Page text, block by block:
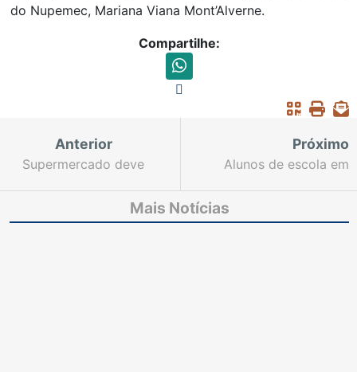
do Nupemec, Mariana Viana Mont’Alverne.
Compartilhe:
Anterior
Supermercado deve
R$ 60,3 mil para cliente
vítima de acidente no
Próximo
Alunos de escola em
palestra sobre violência
contra a mulher
Mais Notícias